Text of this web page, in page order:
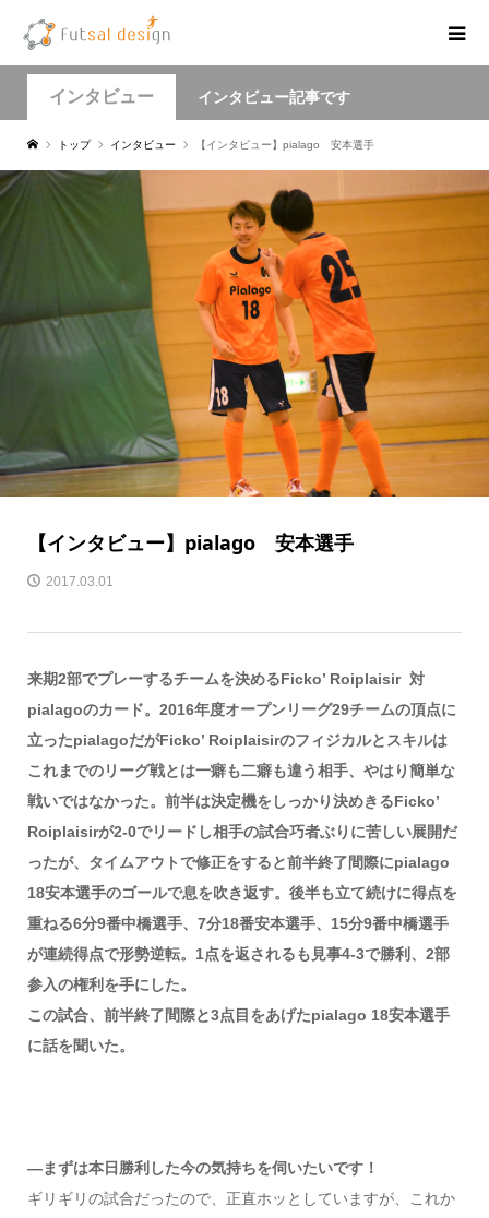
インタビュー インタビュー記事です
トップ インタビュー 【インタビュー】pialago 安本選手
【インタビュー】pialago 安本選手
2017.03.01
来期2部でプレーするチームを決めるFicko’ Roiplaisir 対
pialagoのカード。2016年度オープンリーグ29チームの頂点に
立ったpialagoだがFicko’ Roiplaisirのフィジカルとスキルは
これまでのリーグ戦とは一癖も二癖も違う相手、やはり簡単な
戦いではなかった。前半は決定機をしっかり決めきるFicko’
Roiplaisirが2-0でリードし相手の試合巧者ぶりに苦しい展開だ
ったが、タイムアウトで修正をすると前半終了間際にpialago
18安本選手のゴールで息を吹き返す。後半も立て続けに得点を
重ねる6分9番中橋選手、7分18番安本選手、15分9番中橋選手
が連続得点で形勢逆転。1点を返されるも見事4-3で勝利、2部
参入の権利を手にした。
この試合、前半終了間際と3点目をあげたpialago 18安本選手
に話を聞いた。
―まずは本日勝利した今の気持ちを伺いたいです！
ギリギリの試合だったので、正直ホッとしていますが、これか